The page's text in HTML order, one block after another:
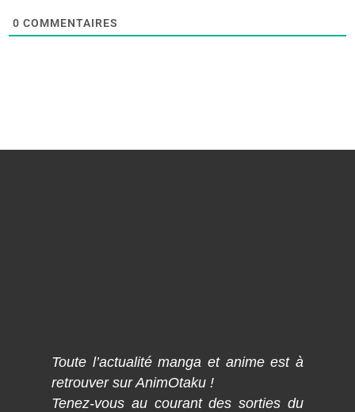
0 COMMENTAIRES
Toute l’actualité manga et anime est à
retrouver sur AnimOtaku !
Tenez-vous au courant des sorties du